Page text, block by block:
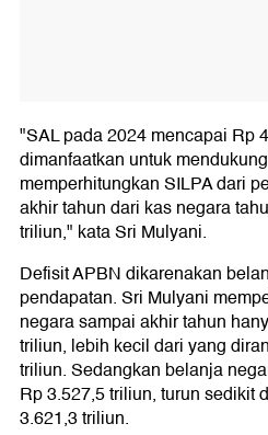
"SAL pada 2024 mencapai Rp
dimanfaatkan untuk
memperhitungkan SILPA dari
akhir tahun dari kas negara
triliun," kata Sri Mulyani.
Defisit APBN dikarenakan
pendapatan. Sri Mulyani
negara sampai akhir tahun
triliun, lebih kecil dari yang
triliun. Sedangkan belanja
Rp 3.527,5 triliun, turun sedikit
3.621,3 triliun.